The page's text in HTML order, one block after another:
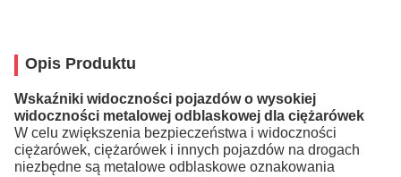
Opis Produktu
Wskaźniki widoczności pojazdów o wysokiej
widoczności metalowej odblaskowej dla ciężarówek
W celu zwiększenia bezpieczeństwa i widoczności
ciężarówek, ciężarówek i innych pojazdów na drogach
niezbędne są metalowe odblaskowe oznakowania